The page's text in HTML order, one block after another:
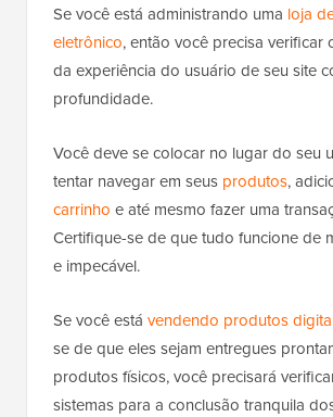
Se você está administrando uma loja
eletrônico, então você precisa verificar
da experiência do usuário de seu site
profundidade.
Você deve se colocar no lugar do seu
tentar navegar em seus produtos,
carrinho e até mesmo fazer uma
Certifique-se de que tudo funcione de
e impecável.
Se você está vendendo produtos
se de que eles sejam entregues
produtos físicos, você precisará
sistemas para a conclusão tranquila